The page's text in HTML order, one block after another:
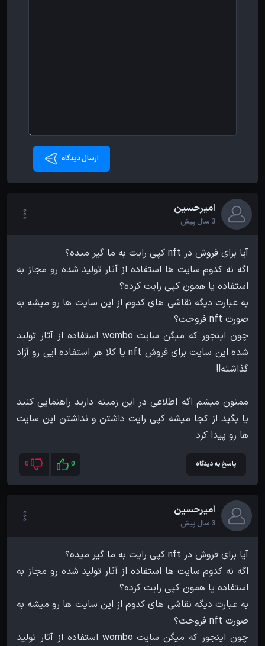
ارسال دیدگاه
امیرحسین
3 سال پیش
اگه نه کدوم سایت ها استفاده از آثار تولید شده رو مجاز به
به عبارت دیگه نقاشی های کدوم از این سایت ها رو میشه به
چون اینجور که میگن سایت wombo استفاده از آثار تولید
شده این سایت برای فروش nft یا کلا هر استفاده ایی رو آزاد
ممنون میشم اگه اطلاعی در این زمینه دارید راهنمایی کنید
یا بگید از کجا میشه کپی رایت داشتن و نداشتن این سایت
ها رو پیدا کرد
پاسخ به دیدگاه 0
0
امیرحسین
3 سال پیش
اگه نه کدوم سایت ها استفاده از آثار تولید شده رو مجاز به
به عبارت دیگه نقاشی های کدوم از این سایت ها رو میشه به
چون اینجور که میگن سایت wombo استفاده از آثار تولید